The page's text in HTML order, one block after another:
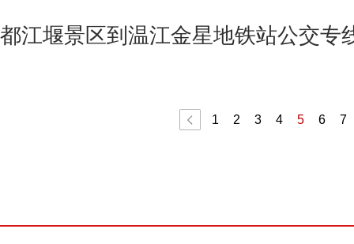
都江堰景区到温江金星地铁站公交专
1 2 3 4 5 6 7